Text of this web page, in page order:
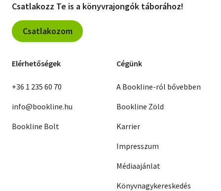
Csatlakozz Te is a könyvrajongók táborához!
Csatlakozom
Elérhetőségek
+36 1 235 60 70
info@bookline.hu
Bookline Bolt
Cégünk
A Bookline-ról bővebben
Bookline Zöld
Karrier
Impresszum
Médiaajánlat
Könyvnagykereskedés